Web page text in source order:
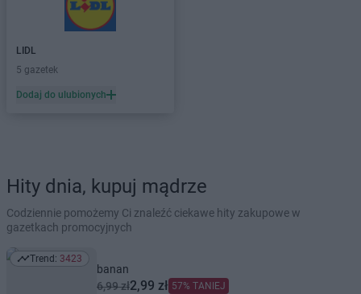
LIDL
5 gazetek
Dodaj do ulubionych
Hity dnia, kupuj mądrze
Codziennie pomożemy Ci znaleźć ciekawe hity zakupowe w
gazetkach promocyjnych
Trend: 3423
Trend: 3423
banan
6,99 zł2,99 zł 57% TANIEJ